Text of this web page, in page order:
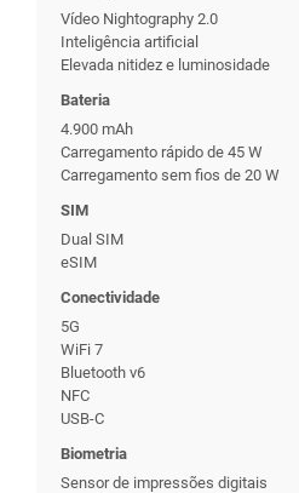
Vídeo Nightography 2.0
Inteligência artificial
Elevada nitidez e luminosidade
Bateria
4.900 mAh
Carregamento rápido de 45 W
Carregamento sem fios de 20 W
SIM
Dual SIM
eSIM
Conectividade
5G
WiFi 7
Bluetooth v6
NFC
USB-C
Biometria
Sensor de impressões digitais